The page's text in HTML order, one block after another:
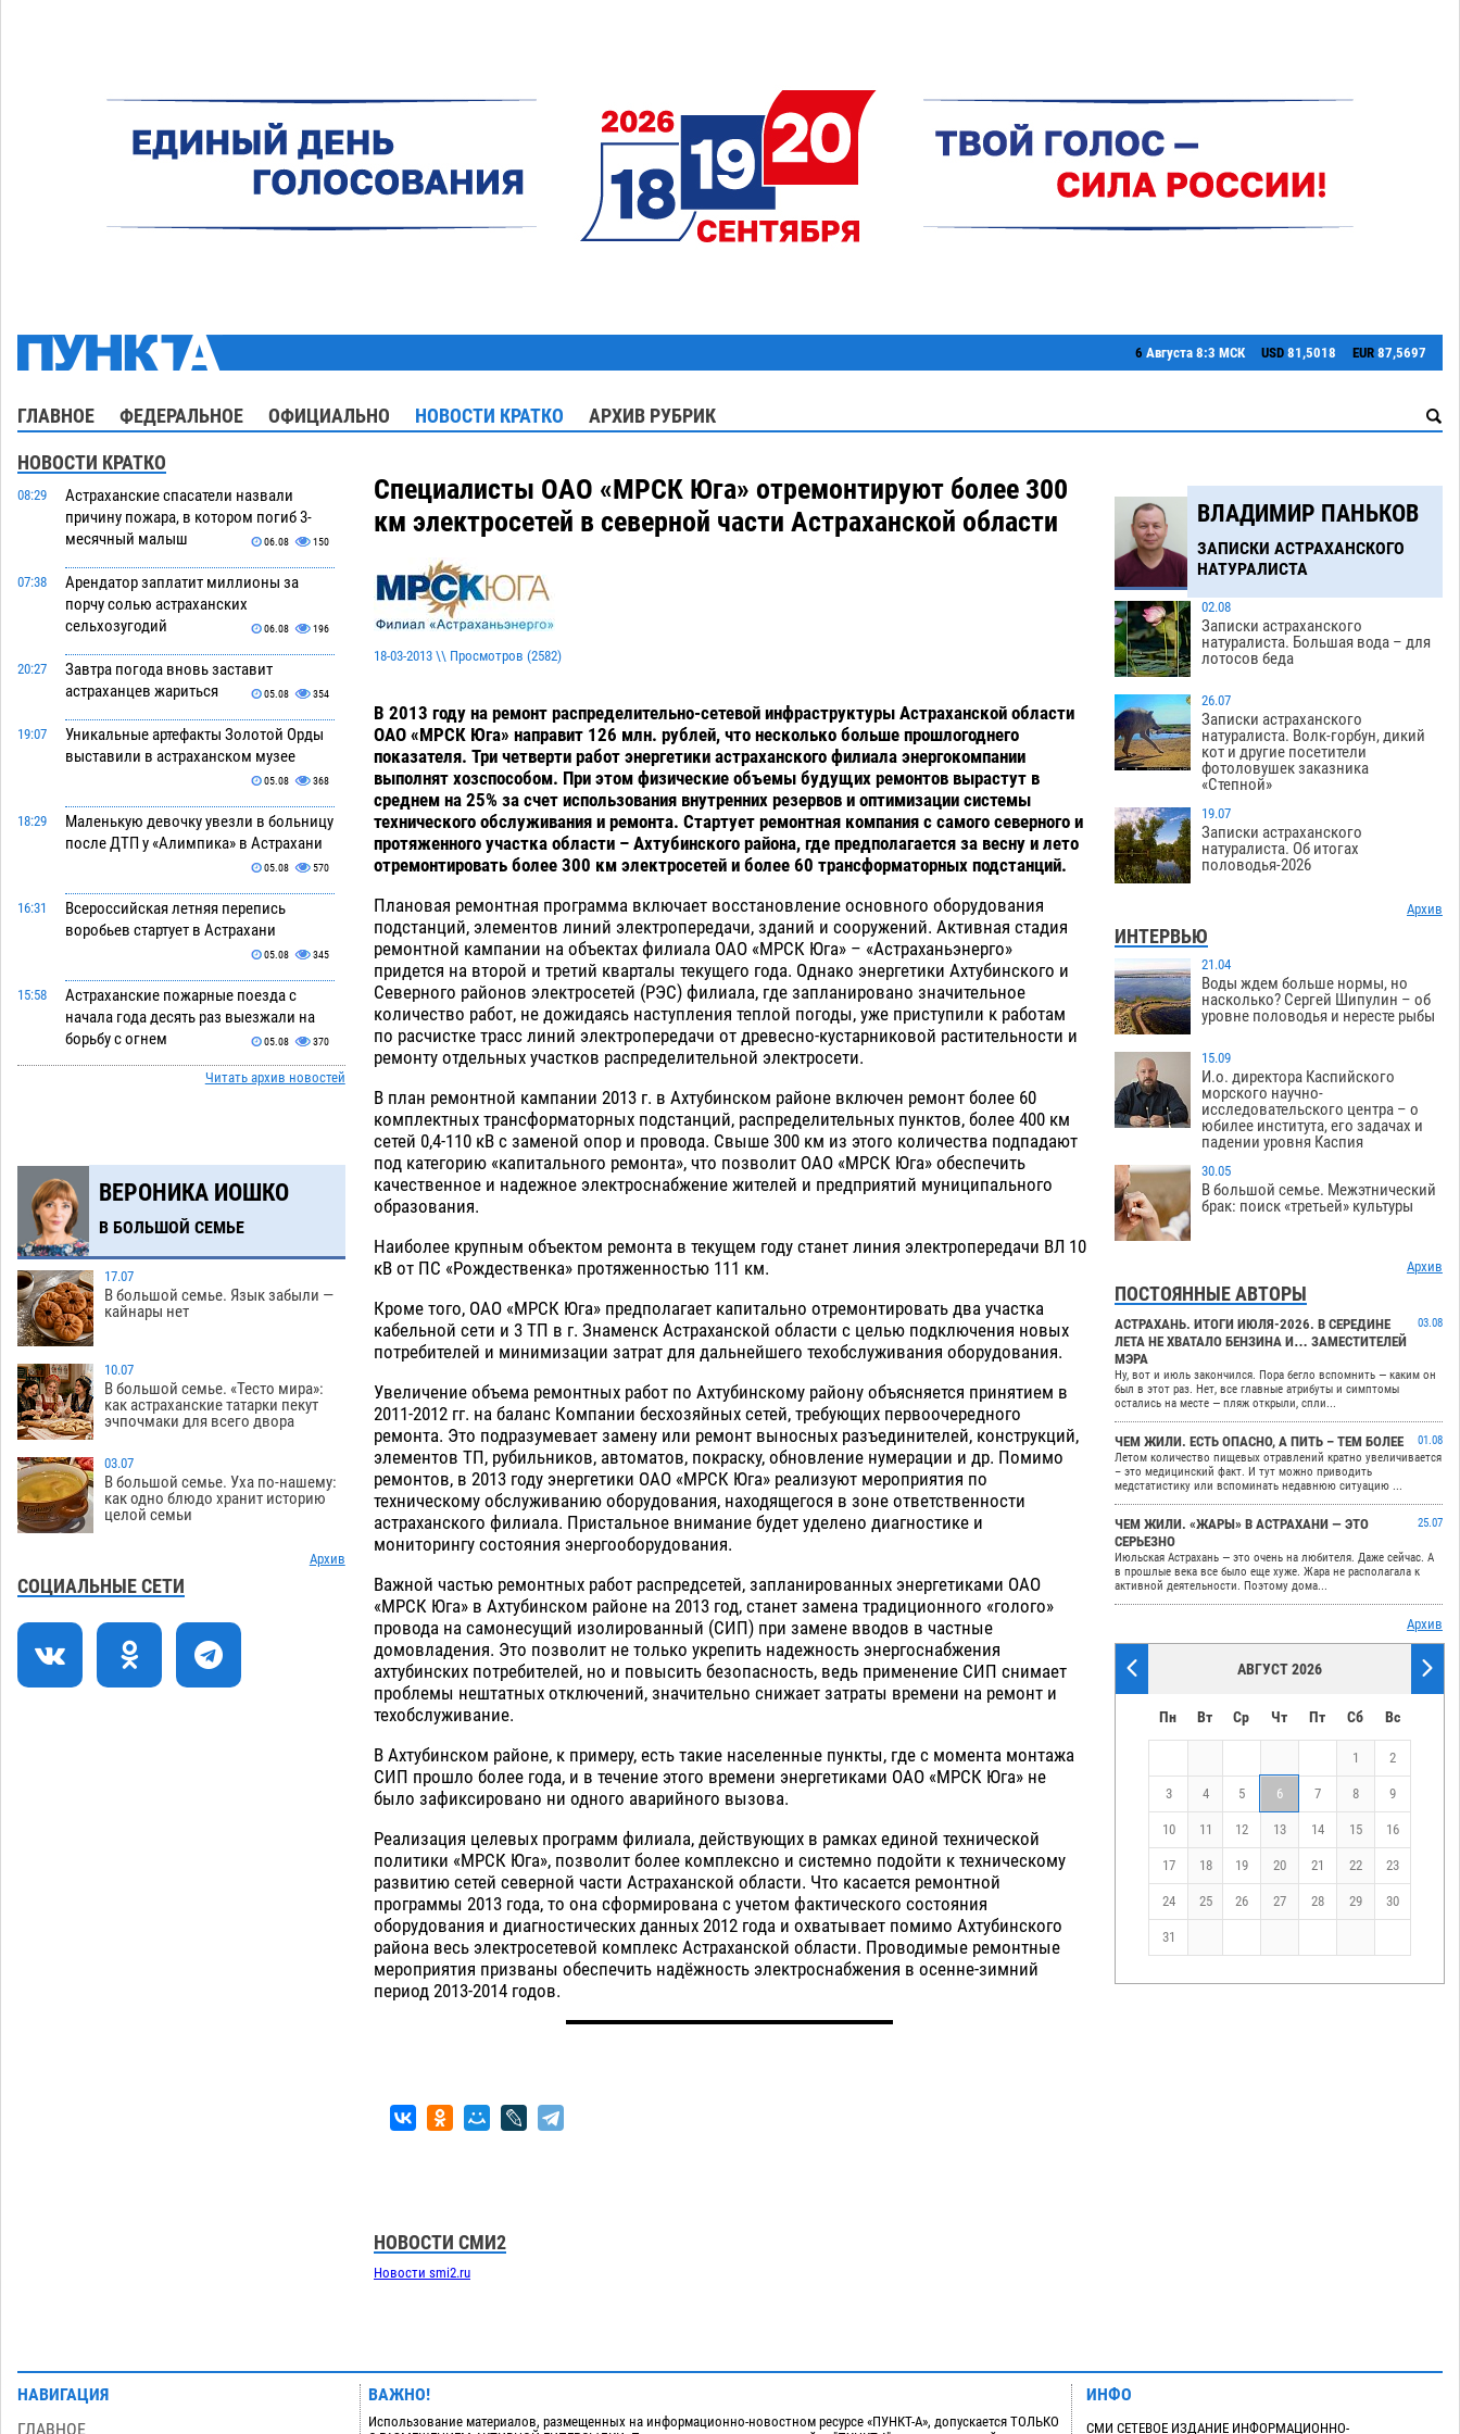
6 Августа 8:3 МСК USD 81,5018 EUR 87,5697
ГЛАВНОЕ ФЕДЕРАЛЬНОЕ ОФИЦИАЛЬНО НОВОСТИ КРАТКО АРХИВ РУБРИК
НОВОСТИ КРАТКО
08:29
Астраханские спасатели назвали
причину пожара, в котором погиб 3-
месячный малыш
06.08 150
07:38
Арендатор заплатит миллионы за
порчу солью астраханских
сельхозугодий
06.08 196
20:27
Завтра погода вновь заставит
астраханцев жариться
05.08 354
19:07
Уникальные артефакты Золотой Орды
выставили в астраханском музее
05.08 368
18:29
Маленькую девочку увезли в больницу
после ДТП у «Алимпика» в Астрахани
05.08 570
16:31
Всероссийская летняя перепись
воробьев стартует в Астрахани
05.08 345
15:58
Астраханские пожарные поезда с
начала года десять раз выезжали на
борьбу с огнем
05.08 370
Гость из Чечни утонул в реке под
трех астраханок под уголовную статью
05.08
14:00
Тысяча четыреста астраханцев
пересели на электромобили
13:23
Глава крупного астраханского города
поставил жителей перед непростым
выбором
12:51
Младенец погиб в крупном пожаре в
Астрахани
05.08
12:23
У астраханца в морозильной камере
обнаружили почти полсотни
стерлядей
Астраханец проведет за решеткой 2
года и выплатит миллионный ущерб
за смертельную небрежность за рулем
11:22
В Астрахани возле Нового моста
спасли подростка на пенопласте
Читать архив новостей
ВЕРОНИКА ИОШКО
В БОЛЬШОЙ СЕМЬЕ
17.07
В большой семье. Язык забыли —
кайнары нет
10.07
В большой семье. «Тесто мира»:
как астраханские татарки пекут
эчпочмаки для всего двора
03.07
В большой семье. Уха по-нашему:
как одно блюдо хранит историю
целой семьи
Архив
СОЦИАЛЬНЫЕ СЕТИ
Специалисты ОАО «МРСК Юга» отремонтируют более 300
км электросетей в северной части Астраханской области
18-03-2013 \\ Просмотров (2582)
В 2013 году на ремонт распределительно-сетевой инфраструктуры Астраханской области
ОАО «МРСК Юга» направит 126 млн. рублей, что несколько больше прошлогоднего
показателя. Три четверти работ энергетики астраханского филиала энергокомпании
выполнят хозспособом. При этом физические объемы будущих ремонтов вырастут в
среднем на 25% за счет использования внутренних резервов и оптимизации системы
технического обслуживания и ремонта. Стартует ремонтная компания с самого северного и
протяженного участка области – Ахтубинского района, где предполагается за весну и лето
отремонтировать более 300 км электросетей и более 60 трансформаторных подстанций.
Плановая ремонтная программа включает восстановление основного оборудования
подстанций, элементов линий электропередачи, зданий и сооружений. Активная стадия
ремонтной кампании на объектах филиала ОАО «МРСК Юга» – «Астраханьэнерго»
придется на второй и третий кварталы текущего года. Однако энергетики Ахтубинского и
Северного районов электросетей (РЭС) филиала, где запланировано значительное
количество работ, не дожидаясь наступления теплой погоды, уже приступили к работам
по расчистке трасс линий электропередачи от древесно-кустарниковой растительности и
ремонту отдельных участков распределительной электросети.
В план ремонтной кампании 2013 г. в Ахтубинском районе включен ремонт более 60
комплектных трансформаторных подстанций, распределительных пунктов, более 400 км
сетей 0,4-110 кВ с заменой опор и провода. Свыше 300 км из этого количества подпадают
под категорию «капитального ремонта», что позволит ОАО «МРСК Юга» обеспечить
качественное и надежное электроснабжение жителей и предприятий муниципального
образования.
Наиболее крупным объектом ремонта в текущем году станет линия электропередачи ВЛ 10
кВ от ПС «Рождественка» протяженностью 111 км.
Кроме того, ОАО «МРСК Юга» предполагает капитально отремонтировать два участка
кабельной сети и 3 ТП в г. Знаменск Астраханской области с целью подключения новых
потребителей и минимизации затрат для дальнейшего техобслуживания оборудования.
Увеличение объема ремонтных работ по Ахтубинскому району объясняется принятием в
2011-2012 гг. на баланс Компании бесхозяйных сетей, требующих первоочередного
ремонта. Это подразумевает замену или ремонт выносных разъединителей, конструкций,
элементов ТП, рубильников, автоматов, покраску, обновление нумерации и др. Помимо
ремонтов, в 2013 году энергетики ОАО «МРСК Юга» реализуют мероприятия по
техническому обслуживанию оборудования, находящегося в зоне ответственности
астраханского филиала. Пристальное внимание будет уделено диагностике и
мониторингу состояния энергооборудования.
Важной частью ремонтных работ распредсетей, запланированных энергетиками ОАО
«МРСК Юга» в Ахтубинском районе на 2013 год, станет замена традиционного «голого»
провода на самонесущий изолированный (СИП) при замене вводов в частные
домовладения. Это позволит не только укрепить надежность энергоснабжения
ахтубинских потребителей, но и повысить безопасность, ведь применение СИП снимает
проблемы нештатных отключений, значительно снижает затраты времени на ремонт и
техобслуживание.
В Ахтубинском районе, к примеру, есть такие населенные пункты, где с момента монтажа
СИП прошло более года, и в течение этого времени энергетиками ОАО «МРСК Юга» не
было зафиксировано ни одного аварийного вызова.
Реализация целевых программ филиала, действующих в рамках единой технической
политики «МРСК Юга», позволит более комплексно и системно подойти к техническому
развитию сетей северной части Астраханской области. Что касается ремонтной
программы 2013 года, то она сформирована с учетом фактического состояния
оборудования и диагностических данных 2012 года и охватывает помимо Ахтубинского
района весь электросетевой комплекс Астраханской области. Проводимые ремонтные
мероприятия призваны обеспечить надёжность электроснабжения в осенне-зимний
период 2013-2014 годов.
НОВОСТИ СМИ2
Новости smi2.ru
ВЛАДИМИР ПАНЬКОВ
ЗАПИСКИ АСТРАХАНСКОГО
НАТУРАЛИСТА
02.08
Записки астраханского
натуралиста. Большая вода – для
лотосов беда
26.07
Записки астраханского
натуралиста. Волк-горбун, дикий
кот и другие посетители
фотоловушек заказника
«Степной»
19.07
Записки астраханского
натуралиста. Об итогах
половодья-2026
Архив
ИНТЕРВЬЮ
21.04
Воды ждем больше нормы, но
насколько? Сергей Шипулин – об
уровне половодья и нересте рыбы
15.09
И.о. директора Каспийского
морского научно-
исследовательского центра – о
юбилее института, его задачах и
падении уровня Каспия
30.05
В большой семье. Межэтнический
брак: поиск «третьей» культуры
Архив
ПОСТОЯННЫЕ АВТОРЫ
АСТРАХАНЬ. ИТОГИ ИЮЛЯ-2026. В СЕРЕДИНЕ
ЛЕТА НЕ ХВАТАЛО БЕНЗИНА И… ЗАМЕСТИТЕЛЕЙ
МЭРА
03.08
Ну, вот и июль закончился. Пора бегло вспомнить — каким он
был в этот раз. Нет, все главные атрибуты и симптомы
остались на месте — пляж открыли, спли...
ЧЕМ ЖИЛИ. ЕСТЬ ОПАСНО, А ПИТЬ – ТЕМ БОЛЕЕ
01.08
Летом количество пищевых отравлений кратно увеличивается
– это медицинский факт. И тут можно приводить
медстатистику или вспоминать недавнюю ситуацию ...
ЧЕМ ЖИЛИ. «ЖАРЫ» В АСТРАХАНИ — ЭТО
СЕРЬЕЗНО
25.07
Июльская Астрахань — это очень на любителя. Даже сейчас. А
в прошлые века все было еще хуже. Жара не располагала к
активной деятельности. Поэтому дома...
Архив
АВГУСТ 2026
Пн Вт Ср Чт Пт Сб Вс
1 2
3 4 5 6 7 8 9
10 11 12 13 14 15 16
17 18 19 20 21 22 23
24 25 26 27 28 29 30
31
НАВИГАЦИЯ
ГЛАВНОЕ
ВАЖНО!
Использование материалов, размещенных на информационно-новостном ресурсе «ПУНКТ-А», допускается ТОЛЬКО
ИНФО
СМИ СЕТЕВОЕ ИЗДАНИЕ ИНФОРМАЦИОННО-